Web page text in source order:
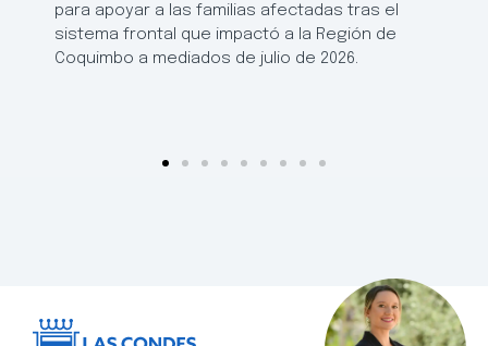
para apoyar a las familias afectadas tras el
sistema frontal que impactó a la Región de
Coquimbo a mediados de julio de 2026.